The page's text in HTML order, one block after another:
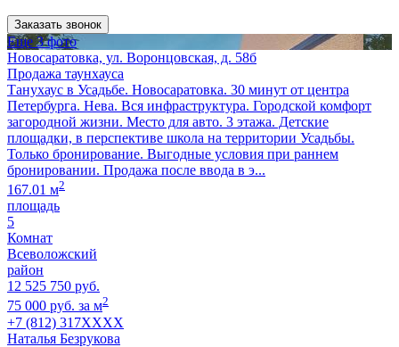
Заказать звонок
Еще 3 фото
Новосаратовка, ул. Воронцовская, д. 58б
Продажа таунхауса
Танухаус в Усадьбе. Новосаратовка. 30 минут от центра
Петербурга. Нева. Вся инфраструктура. Городской комфорт
загородной жизни. Место для авто. 3 этажа. Детские
площадки, в перспективе школа на территории Усадьбы.
Только бронирование. Выгодные условия при раннем
бронировании. Продажа после ввода в э...
167.01 м2
площадь
5
Комнат
Всеволожский
район
12 525 750 руб.
75 000 руб. за м2
+7 (812) 317XXXX
Наталья Безрукова